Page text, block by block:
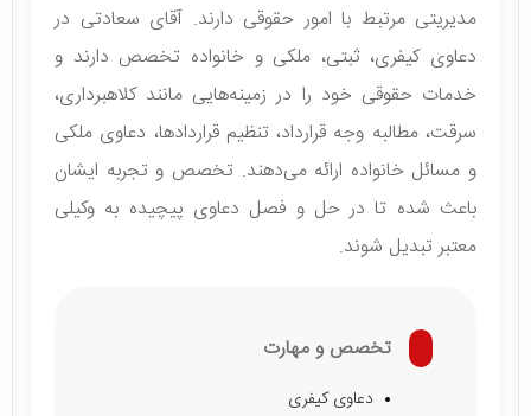
مدیریتی مرتبط با امور حقوقی دارند. آقای سعادتی در
دعاوی کیفری، ثبتی، ملکی و خانواده تخصص دارند و
خدمات حقوقی خود را در زمینه‌هایی مانند کلاهبرداری،
سرقت، مطالبه وجه قرارداد، تنظیم قراردادها، دعاوی ملکی
و مسائل خانواده ارائه می‌دهند. تخصص و تجربه ایشان
باعث شده تا در حل و فصل دعاوی پیچیده به وکیلی
معتبر تبدیل شوند.
تخصص و مهارت
دعاوی کیفری